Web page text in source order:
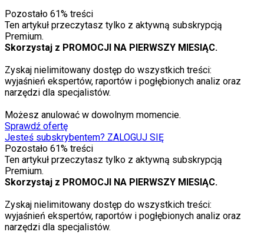
Pozostało 61% treści
Ten artykuł przeczytasz tylko z aktywną subskrypcją
Premium.
Skorzystaj z PROMOCJI NA PIERWSZY MIESIĄC.
Zyskaj nielimitowany dostęp do wszystkich treści:
wyjaśnień ekspertów, raportów i pogłębionych analiz oraz
narzędzi dla specjalistów.
Możesz anulować w dowolnym momencie.
Sprawdź ofertę
Jesteś subskrybentem? ZALOGUJ SIĘ
Pozostało 61% treści
Ten artykuł przeczytasz tylko z aktywną subskrypcją
Premium.
Skorzystaj z PROMOCJI NA PIERWSZY MIESIĄC.
Zyskaj nielimitowany dostęp do wszystkich treści:
wyjaśnień ekspertów, raportów i pogłębionych analiz oraz
narzędzi dla specjalistów.